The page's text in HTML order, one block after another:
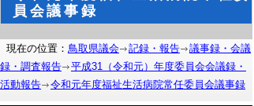
員会議事録
現在の位置： 鳥取県議会 記録・報告
議事録・会議
録・調査報告
平成31（令和元）年度委員会会議録・
活動報告
令和元年度福祉生活病院常任委員会議事録